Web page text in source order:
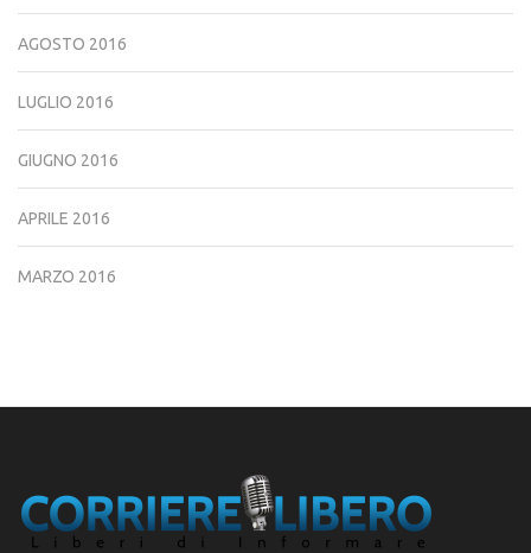
AGOSTO 2016
LUGLIO 2016
GIUGNO 2016
APRILE 2016
MARZO 2016